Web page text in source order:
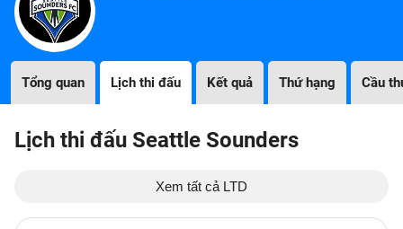
Tổng quan Lịch thi đấu Kết quả Thứ hạng Cầu
Lịch thi đấu Seattle Sounders
Xem tất cả LTD